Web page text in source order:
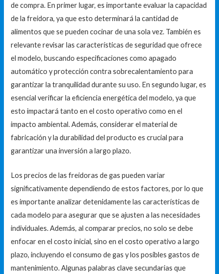
de compra. En primer lugar, es importante evaluar la capacidad
de la freidora, ya que esto determinará la cantidad de
alimentos que se pueden cocinar de una sola vez. También es
relevante revisar las características de seguridad que ofrece
el modelo, buscando especificaciones como apagado
automático y protección contra sobrecalentamiento para
garantizar la tranquilidad durante su uso. En segundo lugar, es
esencial verificar la eficiencia energética del modelo, ya que
esto impactará tanto en el costo operativo como en el
impacto ambiental. Además, considerar el material de
fabricación y la durabilidad del producto es crucial para
garantizar una inversión a largo plazo.
Los precios de las freidoras de gas pueden variar
significativamente dependiendo de estos factores, por lo que
es importante analizar detenidamente las características de
cada modelo para asegurar que se ajusten a las necesidades
individuales. Además, al comparar precios, no solo se debe
enfocar en el costo inicial, sino en el costo operativo a largo
plazo, incluyendo el consumo de gas y los posibles gastos de
mantenimiento. Algunas palabras clave secundarias que